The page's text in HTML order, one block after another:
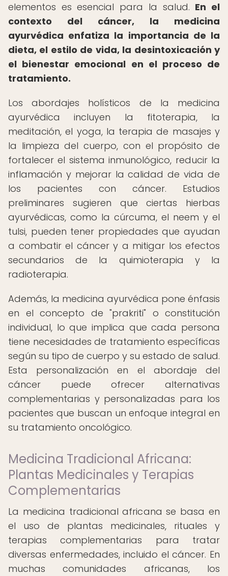
elementos es esencial para la salud. En el
contexto del cáncer, la medicina
ayurvédica enfatiza la importancia de la
dieta, el estilo de vida, la desintoxicación y
el bienestar emocional en el proceso de
tratamiento.
Los abordajes holísticos de la medicina
ayurvédica incluyen la fitoterapia, la
meditación, el yoga, la terapia de masajes y
la limpieza del cuerpo, con el propósito de
fortalecer el sistema inmunológico, reducir la
inflamación y mejorar la calidad de vida de
los pacientes con cáncer. Estudios
preliminares sugieren que ciertas hierbas
ayurvédicas, como la cúrcuma, el neem y el
tulsi, pueden tener propiedades que ayudan
a combatir el cáncer y a mitigar los efectos
secundarios de la quimioterapia y la
radioterapia.
Además, la medicina ayurvédica pone énfasis
en el concepto de "prakriti" o constitución
individual, lo que implica que cada persona
tiene necesidades de tratamiento específicas
según su tipo de cuerpo y su estado de salud.
Esta personalización en el abordaje del
cáncer puede ofrecer alternativas
complementarias y personalizadas para los
pacientes que buscan un enfoque integral en
su tratamiento oncológico.
Medicina Tradicional Africana:
Plantas Medicinales y Terapias
Complementarias
La medicina tradicional africana se basa en
el uso de plantas medicinales, rituales y
terapias complementarias para tratar
diversas enfermedades, incluido el cáncer. En
muchas comunidades africanas, los